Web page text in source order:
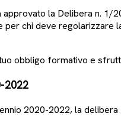
la Delibera n.
chi deve
obbligo formativo e
2022
2020-2022, la